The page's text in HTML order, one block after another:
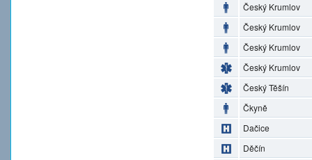
Český Krumlov
Český Krumlov
Český Krumlov
Český Krumlov
Český Těšín
Čkyně
Dačice
Děčín